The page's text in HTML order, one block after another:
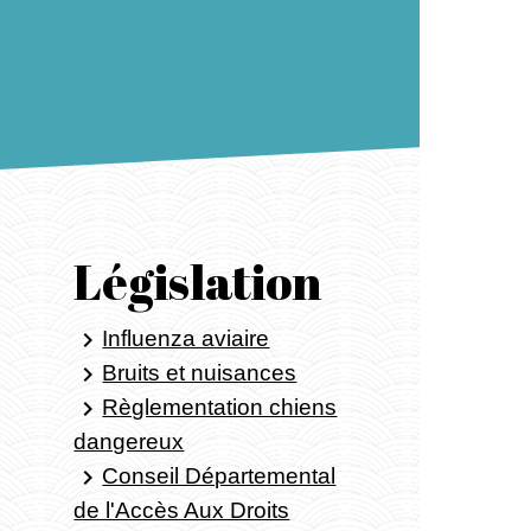
Législation
keyboard_arrow_right Influenza aviaire
keyboard_arrow_right Bruits et nuisances
keyboard_arrow_right Règlementation chiens
dangereux
keyboard_arrow_right Conseil Départemental
de l'Accès Aux Droits